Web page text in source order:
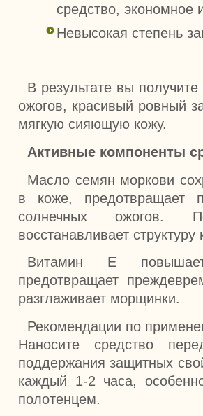
средство, экономное
Невысокая степень
В результате вы
ожогов, красивый ровный
мягкую сияющую кожу.
Активные компоненты
Масло семян моркови
в коже, предотвращает
солнечных ожогов.
восстанавливает структуру
Витамин Е
предотвращает
разглаживает морщинки.
Рекомендации по
Наносите средство
поддержания защитных
каждый 1-2 часа,
полотенцем.